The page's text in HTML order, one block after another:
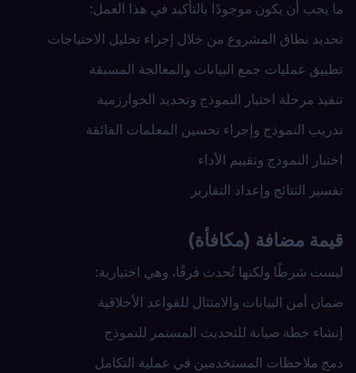
ما يجب أن يكون موجودًا بالتأكيد في هذا العمل:
تحديد نطاق المشروع من خلال إجراء تحليل الاحتياجات
تطبيق عمليات جمع البيانات والمعالجة المسبقة
تنفيذ مرحلة اختيار النموذج وتحديد الخوارزمية
تدريب النموذج وإجراء تحسين المعلمات الفائقة
اختبار النموذج وتقييم الأداء
تفسير النتائج وإعداد التقارير
قيمة مضافة (مكافأة)
ليست شرطًا ولكنها تُحدث فرقًا، وهي اختيارية:
ضمان أمن البيانات والامتثال للقواعد الأخلاقية
إنشاء خطة صيانة للتحديث المستمر للنموذج
دمج ملاحظات المستخدمين في عملية التكامل